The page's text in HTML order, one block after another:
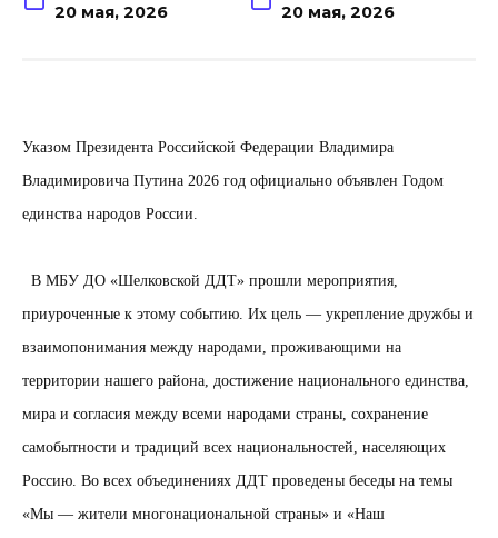
20 мая, 2026 20 мая, 2026
Указом Президента Российской Федерации Владимира
Владимировича Путина 2026 год официально объявлен Годом
единства народов России.
В МБУ ДО «Шелковской ДДТ» прошли мероприятия,
приуроченные к этому событию. Их цель — укрепление дружбы и
взаимопонимания между народами, проживающими на
территории нашего района, достижение национального единства,
мира и согласия между всеми народами страны, сохранение
самобытности и традиций всех национальностей, населяющих
Россию. Во всех объединениях ДДТ проведены беседы на темы
«Мы — жители многонациональной страны» и «Наш